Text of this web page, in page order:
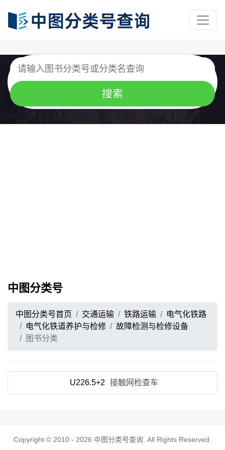
中图分类号
中图分类号首页 交通运输 铁路运输
电气化铁路
电气化铁道养护与检修
故障检测与检修设备
图书分类
U226.5+2 接触网检查车
Copyright © 2010 - 2026 中图分类号查询 . All Rights Reserved.